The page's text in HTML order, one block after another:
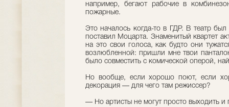
например, бегают рабочие в
пожарные.
Это началось когда-то в ГДР. В театр
поставил Моцарта. Знаменитый квартет
на это свои голоса, как будто они
возлюбленной: пришли мне твои
было совместить с комической оперой,
Но вообще, если хорошо поют, если
декорация — для чего там режиссер?
— Но артисты не могут просто выходить и